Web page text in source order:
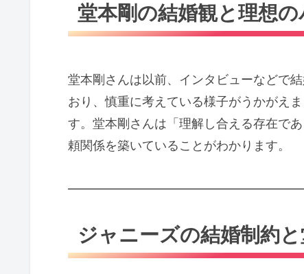
堂本剛の結婚観と理想
堂本剛さんは以前、インタビューなどで
おり、慎重に考えている様子がうかがえ
す。堂本剛さんは「理解し合える存在で
頼関係を築いていることがわかります。
ジャニーズの結婚制約